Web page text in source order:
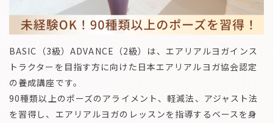
BASIC（3級）ADVANCE（2級）は、エアリアルヨガインス
トラクターを目指す方に向けた日本エアリアルヨガ協会認定
の養成講座です。
90種類以上のポーズのアライメント、軽減法、アジャスト法
を習得し、エアリアルヨガのレッスンを指導するベースを身